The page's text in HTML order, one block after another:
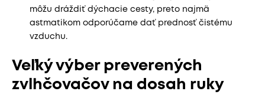
môžu dráždiť dýchacie cesty, preto najmä
astmatikom odporúčame dať prednosť čistému
vzduchu.
Veľký výber preverených
zvlhčovačov na dosah ruky